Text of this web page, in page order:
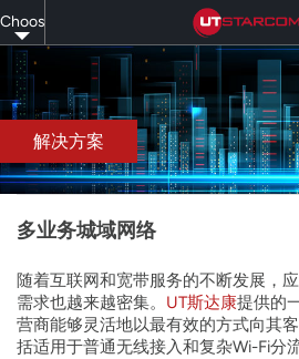
to
main
content
Choose
your
language
解决方案
多业务城域网络
随着互联网和宽带服务的不断发展，
需求也越来越密集。 UT斯达康提供的
营商能够灵活地以最有效的方式向其
括适用于普通无线接入和复杂Wi-Fi分